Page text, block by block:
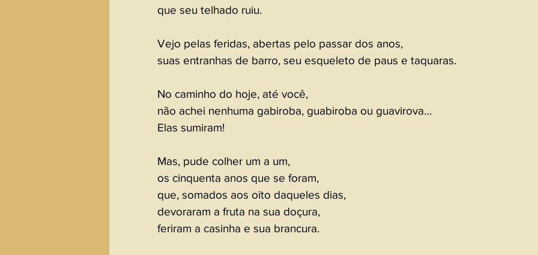
que seu telhado ruiu.
Vejo pelas feridas, abertas pelo passar dos anos,
suas entranhas de barro, seu esqueleto de paus e taquaras.
No caminho do hoje, até você,
não achei nenhuma gabiroba, guabiroba ou guavirova…
Elas sumiram!
Mas, pude colher um a um,
os cinquenta anos que se foram,
que, somados aos oito daqueles dias,
devoraram a fruta na sua doçura,
feriram a casinha e sua brancura.